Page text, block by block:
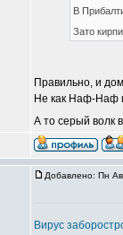
В
Зато
Правильно, и
Не как Наф-
А то серый волк
Добавлено: Пн
Вирус